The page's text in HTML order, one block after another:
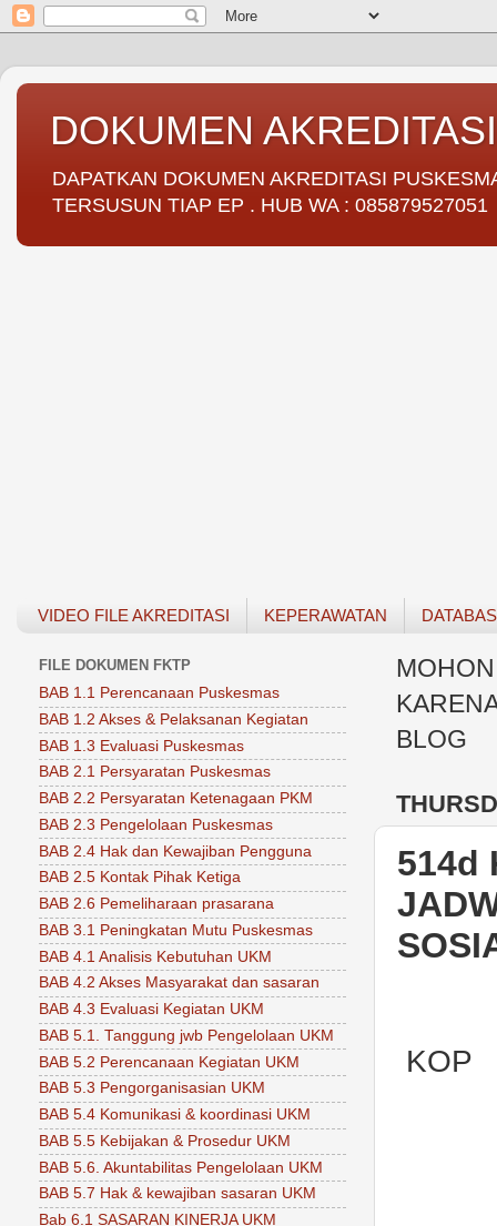
DOKUMEN
DAPATKAN DOKUMEN AKREDITASI
TERSUSUN TIAP EP . HUB WA : 085879527051
VIDEO FILE AKREDITASI KEPERAWATAN
BLOG
514d
KOP
FILE DOKUMEN FKTP
BAB 1.1 Perencanaan Puskesmas
BAB 1.2 Akses & Pelaksanan Kegiatan
BAB 1.3 Evaluasi Puskesmas
BAB 2.1 Persyaratan Puskesmas
BAB 2.2 Persyaratan Ketenagaan PKM
BAB 2.3 Pengelolaan Puskesmas
BAB 2.4 Hak dan Kewajiban Pengguna
BAB 2.5 Kontak Pihak Ketiga
BAB 2.6 Pemeliharaan prasarana
BAB 3.1 Peningkatan Mutu Puskesmas
BAB 4.1 Analisis Kebutuhan UKM
BAB 4.2 Akses Masyarakat dan sasaran
BAB 4.3 Evaluasi Kegiatan UKM
BAB 5.1. Tanggung jwb Pengelolaan UKM
BAB 5.2 Perencanaan Kegiatan UKM
BAB 5.3 Pengorganisasian UKM
BAB 5.4 Komunikasi & koordinasi UKM
BAB 5.5 Kebijakan & Prosedur UKM
BAB 5.6. Akuntabilitas Pengelolaan UKM
BAB 5.7 Hak & kewajiban sasaran UKM
Bab 6.1 SASARAN KINERJA UKM